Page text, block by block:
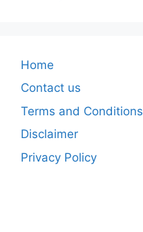
Home
Contact us
Terms and Conditions
Disclaimer
Privacy Policy